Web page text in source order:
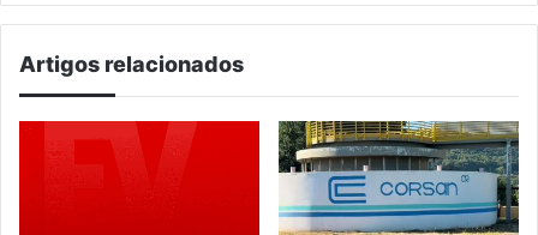
Artigos relacionados